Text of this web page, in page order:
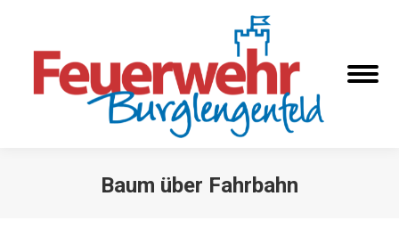
Baum über Fahrbahn